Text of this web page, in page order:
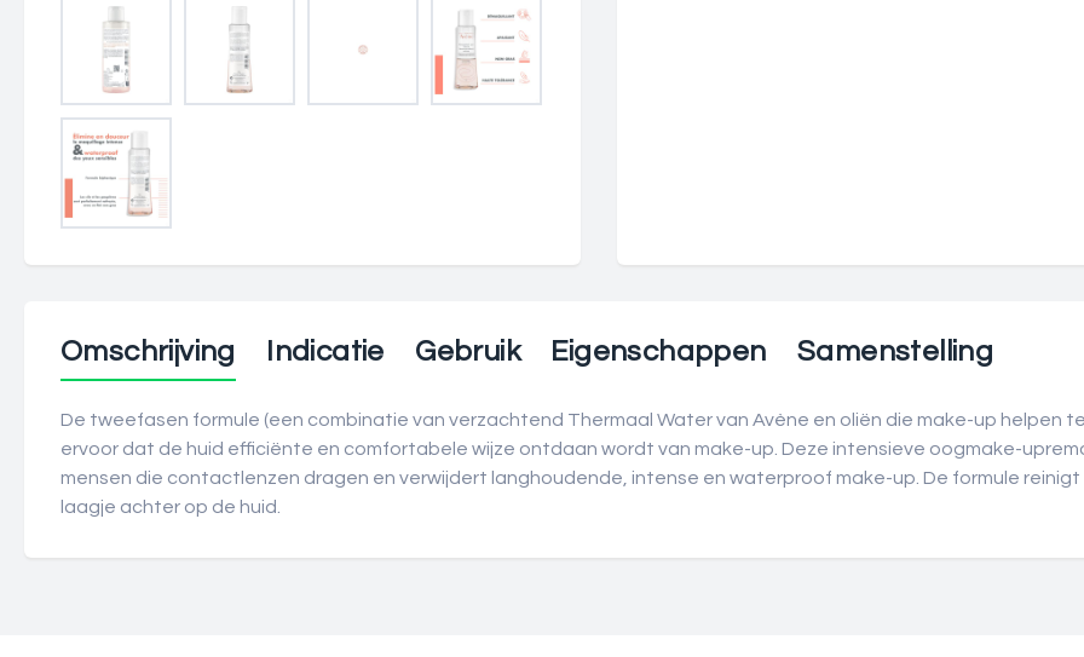
Omschrijving Indicatie Gebruik Eigenschappen Samenstelling
De tweefasen formule (een combinatie van verzachtend Thermaal Water van Avène en oliën die make-up helpen
ervoor dat de huid efficiënte en comfortabele wijze ontdaan wordt van make-up. Deze intensieve oogmake-
mensen die contactlenzen dragen en verwijdert langhoudende, intense en waterproof make-up. De formule
laagje achter op de huid.